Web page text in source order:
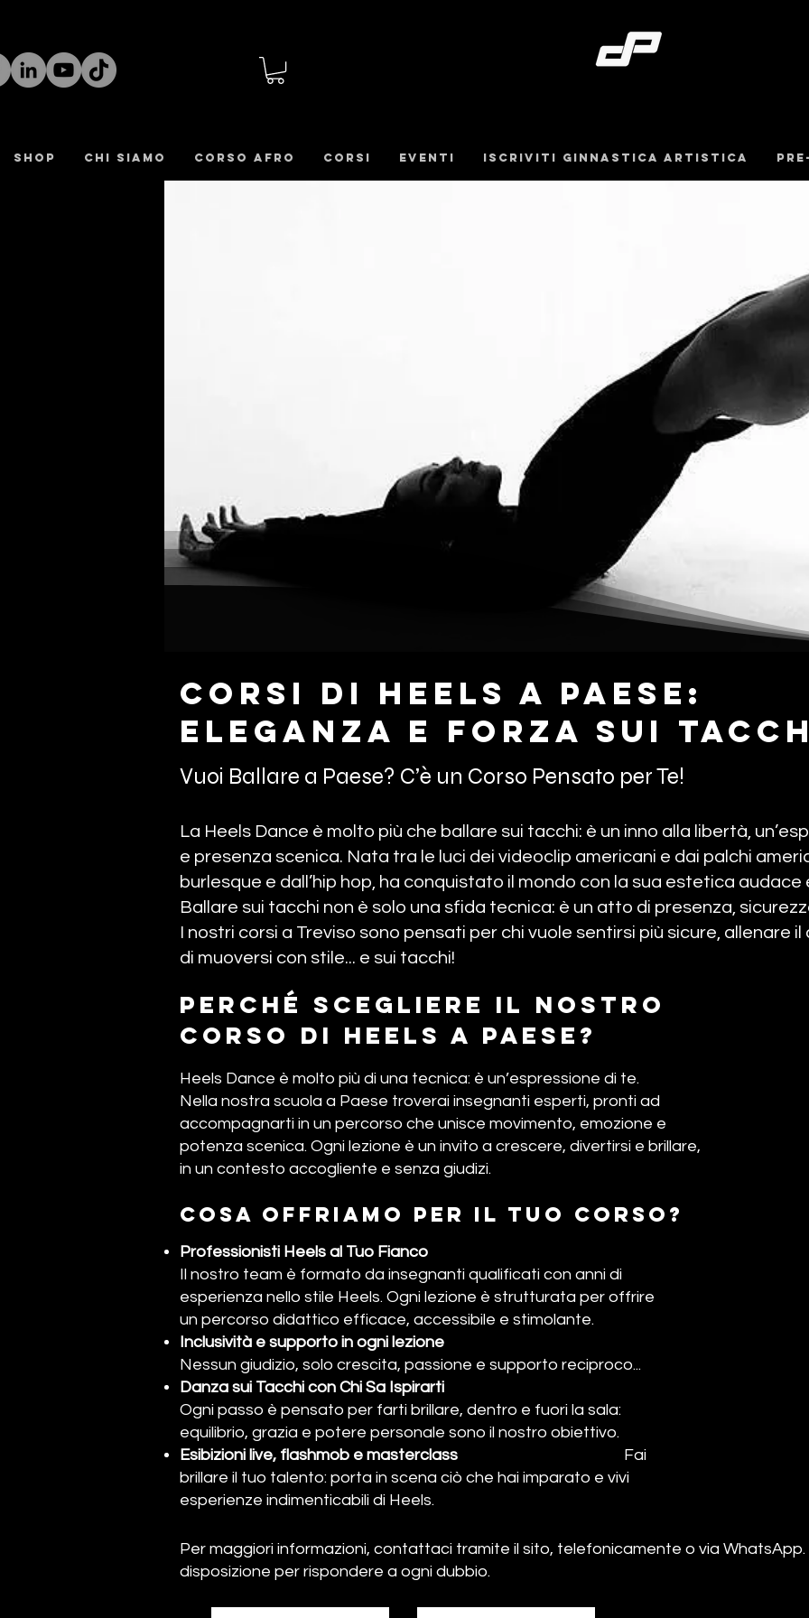
iscriviti ginnastica artistica
Eventi
CORSI
Corso Afro
CHI SIAMO
Shop
Corsi di Heels a paese:
Eleganza e Forza sui
Vuoi Ballare a Paese? C’è un Corso Pensato per Te!
La Heels Dance è molto più che ballare sui tacchi: è un inno alla libertà,
e presenza scenica. Nata tra le luci dei videoclip americani e dai palchi
burlesque e dall’hip hop, ha conquistato il mondo con la sua estetica audace
Ballare sui tacchi non è solo una sfida tecnica: è un atto di presenza,
I nostri corsi a Treviso sono pensati per chi vuole sentirsi più sicure, allenare
di muoversi con stile... e sui tacchi!
Perché scegliere il nostro
corso di heels a paese?
Heels Dance è molto più di una tecnica: è un’espressione di te.
Nella nostra scuola a Paese troverai insegnanti esperti, pronti ad
accompagnarti in un percorso che unisce movimento, emozione e
potenza scenica. Ogni lezione è un invito a crescere, divertirsi e brillare,
in un contesto accogliente e senza giudizi.
COSA OFFRIAMO PER IL TUo CORSO?
Professionisti Heels al Tuo Fianco
Il nostro team è formato da insegnanti qualificati con anni di
esperienza nello stile Heels. Ogni lezione è strutturata per offrire
un percorso didattico efficace, accessibile e stimolante.
Inclusività e supporto in ogni lezione
Nessun giudizio, solo crescita, passione e supporto reciproco...
Danza sui Tacchi con Chi Sa Ispirarti
Ogni passo è pensato per farti brillare, dentro e fuori la sala:
equilibrio, grazia e potere personale sono il nostro obiettivo.
Esibizioni live, flashmob e masterclass
Fai
brillare il tuo talento: porta in scena ciò che hai imparato e vivi
esperienze indimenticabili di Heels.
Per maggiori informazioni, contattaci tramite il sito, telefonicamente o via WhatsApp.
disposizione per rispondere a ogni dubbio.